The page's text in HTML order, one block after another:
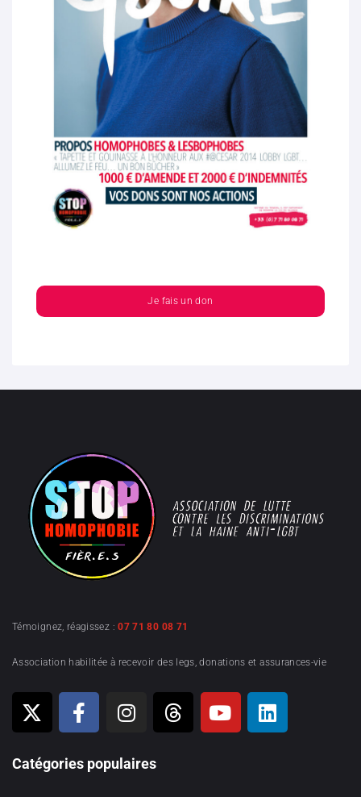
Je fais un don
Témoignez, réagissez :07 71 80 08 71
Association habilitée à recevoir des legs, donations et assurances-vie
Catégories populaires